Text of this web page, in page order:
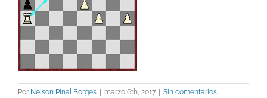
Por Nelson Pinal Borges | marzo 6th, 2017 | Sin comentarios